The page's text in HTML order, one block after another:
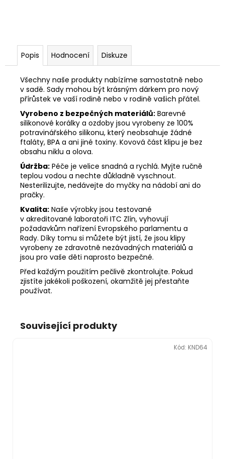
Popis Hodnocení Diskuze
Všechny naše produkty nabízíme samostatně nebo
v sadě. Sady mohou být krásným dárkem pro nový
přírůstek ve vaší rodině nebo v rodině vašich přátel.
Vyrobeno z bezpečných materiálů: Barevné
silikonové korálky a ozdoby jsou vyrobeny ze 100%
potravinářského silikonu, který neobsahuje žádné
ftaláty, BPA a ani jiné toxiny. Kovová část klipu je bez
obsahu niklu a olova.
Údržba: Péče je velice snadná a rychlá. Myjte ručně
teplou vodou a nechte důkladně vyschnout.
Nesterilizujte, nedávejte do myčky na nádobí ani do
pračky.
Kvalita: Naše výrobky jsou testované
v akreditované laboratoři ITC Zlín, vyhovují
požadavkům nařízení Evropského parlamentu a
Rady. Díky tomu si můžete být jistí, že jsou klipy
vyrobeny ze zdravotně nezávadných materiálů a
jsou pro vaše děti naprosto bezpečné.
Před každým použitím pečlivě zkontrolujte. Pokud
zjistíte jakékoli poškození, okamžitě jej přestaňte
používat.
Související produkty
Kód: KND64